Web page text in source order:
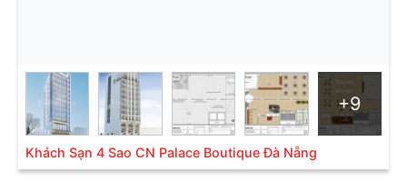
+9
Khách Sạn 4 Sao CN Palace Boutique Đà Nẵng